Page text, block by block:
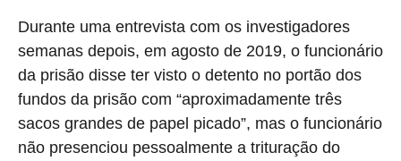
Durante uma entrevista com os investigadores
semanas depois, em agosto de 2019, o funcionário
da prisão disse ter visto o detento no portão dos
fundos da prisão com “aproximadamente três
sacos grandes de papel picado”, mas o funcionário
não presenciou pessoalmente a trituração do